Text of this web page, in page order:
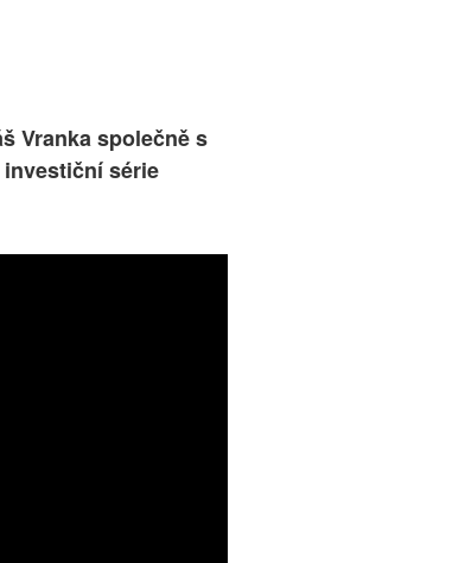
Vranka společně s
série